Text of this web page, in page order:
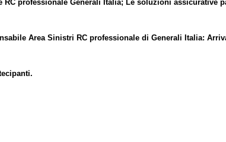
professionale Generali Italia; Le soluzioni assicurative
Area Sinistri RC professionale di Generali Italia: